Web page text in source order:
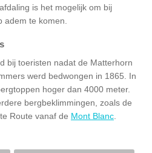
is het mogelijk om bij
adem te komen.
bij toeristen nadat de Matterhorn
werd bedwongen in 1865. In
hoger dan 4000 meter.
bergbeklimmingen, zoals de
Route vanaf de Mont Blanc